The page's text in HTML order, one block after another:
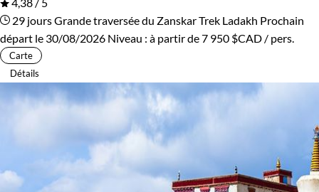
29 joursGrande traversée du ZanskarTrek Ladakh Prochain
départ le 30/08/2026 Niveau : à partir de7 950 $CAD / pers.
Carte
Détails